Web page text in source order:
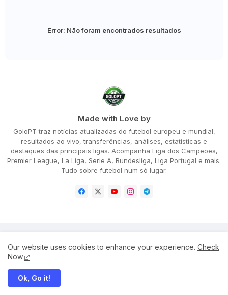
Error: Não foram encontrados resultados
Made with Love by
GoloPT traz notícias atualizadas do futebol europeu e mundial,
resultados ao vivo, transferências, análises, estatísticas e
destaques das principais ligas. Acompanha Liga dos Campeões,
Premier League, La Liga, Serie A, Bundesliga, Liga Portugal e mais.
Tudo sobre futebol num só lugar.
Terms and Conditions
Our website uses cookies to enhance your experience. Check
Now
Ok, Go it!